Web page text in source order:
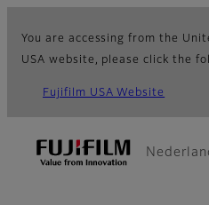
You are accessing from the
USA website, please click the
Fujifilm USA Website